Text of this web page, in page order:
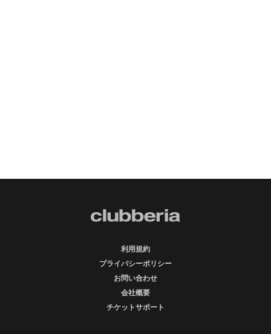
利用規約
プライバシーポリシー
お問い合わせ
会社概要
チケットサポート